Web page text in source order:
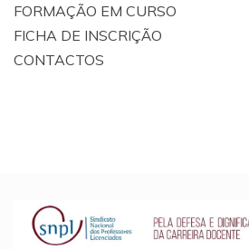
FORMAÇÃO EM CURSO
FICHA DE INSCRIÇÃO
CONTACTOS